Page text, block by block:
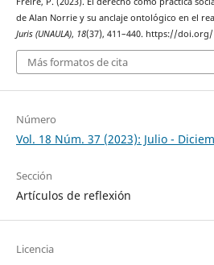
de Alan Norrie y su anclaje ontológico en el
Juris (UNAULA), 18(37), 411–440. https://
Más formatos de cita
Número
Vol. 18 Núm. 37 (2023): Julio -
Sección
Artículos de reflexión
Licencia